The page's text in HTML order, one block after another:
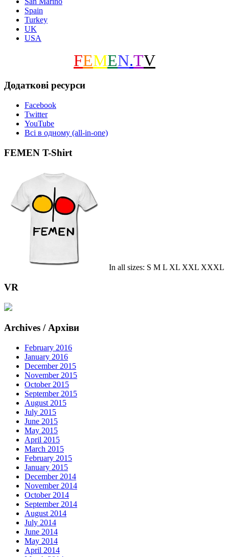
Spain
Turkey
UK
USA
FEMEN.TV
Додаткові ресурси
Facebook
Twitter
YouTube
Всі в одному (all-in-one)
FEMEN T-Shirt
In all sizes: S M L XL XXL XXXL
VR
Archives / Архіви
February 2016
January 2016
December 2015
November 2015
October 2015
September 2015
August 2015
July 2015
June 2015
May 2015
April 2015
March 2015
February 2015
January 2015
December 2014
November 2014
October 2014
September 2014
August 2014
July 2014
June 2014
May 2014
April 2014